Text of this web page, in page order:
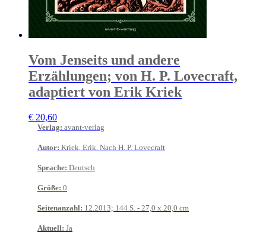
Vom Jenseits und andere
Erzählungen; von H. P. Lovecraft,
adaptiert von Erik Kriek
€ 20,60
Verlag: avant-verlag
Autor: Kriek, Erik. Nach H. P. Lovecraft
Sprache: Deutsch
Größe: 0
Seitenanzahl: 12.2013; 144 S. - 27,0 x 20,0 cm
Aktuell: Ja